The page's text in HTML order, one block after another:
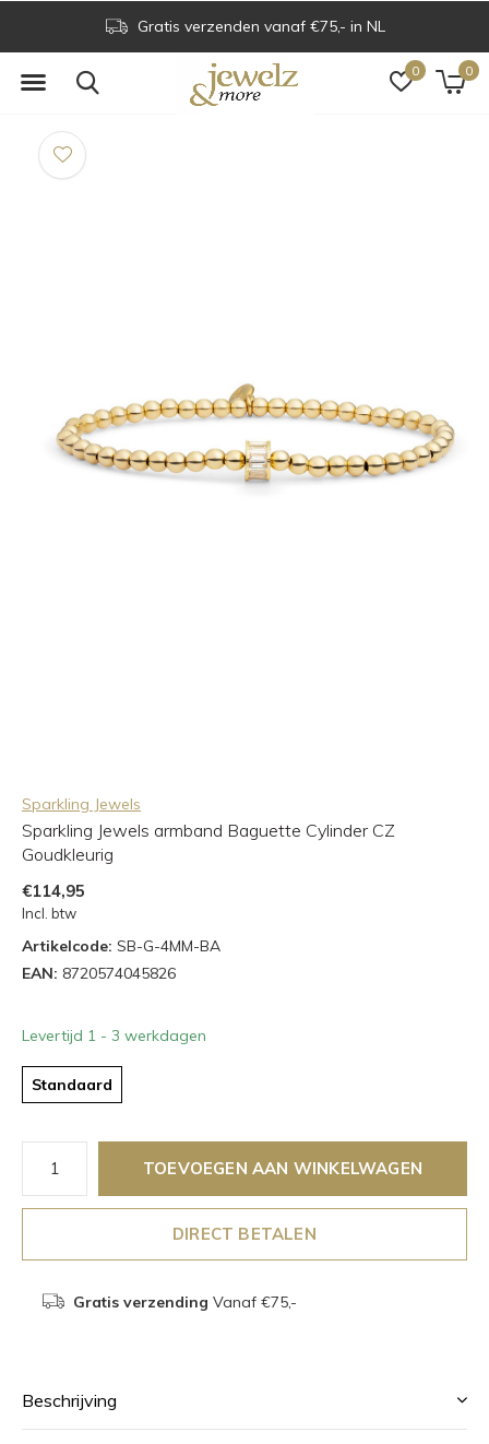
0 0
Gratis verzenden vanaf €75,- in NL
Sparkling Jewels
Sparkling Jewels armband Baguette Cylinder CZ
Goudkleurig
€114,95
Incl. btw
Artikelcode: SB-G-4MM-BA
EAN: 8720574045826
Levertijd 1 - 3 werkdagen
Standaard
TOEVOEGEN AAN WINKELWAGEN
DIRECT BETALEN
Gratis verzending Vanaf €75,-
Beschrijving